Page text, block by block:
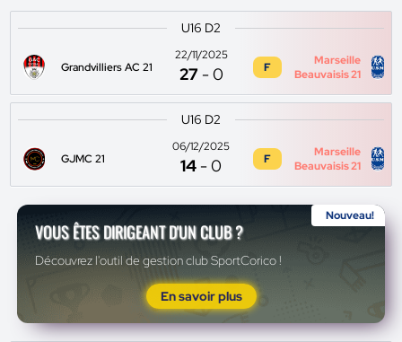
U16 D2
Grandvilliers AC 21
22/11/2025
27 -0 F
Marseille
Beauvaisis 21
U16 D2
GJMC 21
06/12/2025
14 -0 F
Marseille
Beauvaisis 21
Nouveau!
VOUS ÊTES DIRIGEANT D'UN CLUB ?
Découvrez l'outil de gestion club SportCorico !
En savoir plus